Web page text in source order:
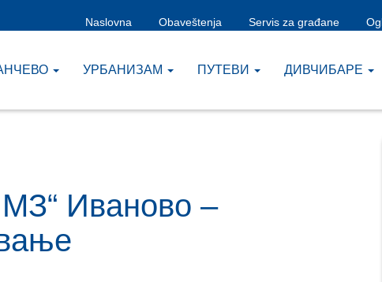
Naslovna Obaveštenja Servis za građane
УРБАНИЗАМ ПУТЕВИ ДИВЧИБАРЕ
Иваново –